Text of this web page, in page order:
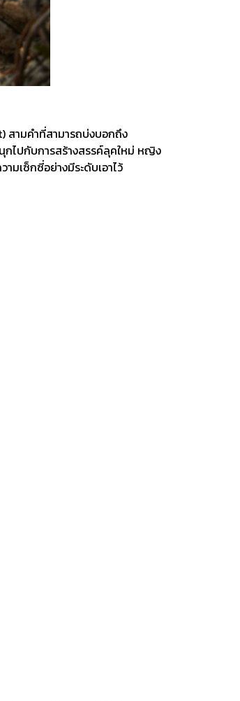
สามคำที่สามารถบ่งบอกถึง
ไปกับการสร้างสรรค์ลุคใหม่ หญิง
เซ็กซี่อย่างมีระดับเอาไว้